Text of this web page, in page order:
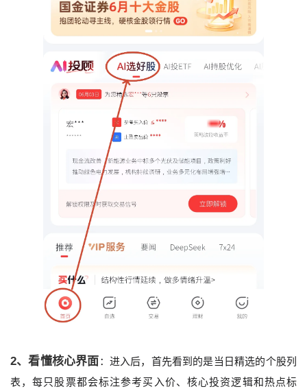
2、看懂核心界面 ：进入后，首先看到的是当日精选的个股列
表，每只股票都会标注参考买入价、核心投资逻辑和热点标